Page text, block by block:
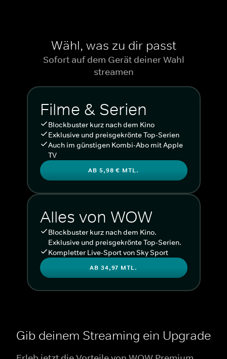
Wähl, was zu dir passt
Sofort auf dem Gerät deiner Wahl
streamen
Filme & Serien
Blockbuster kurz nach dem Kino
Exklusive und preisgekrönte Top-Serien
Auch im günstigen Kombi-Abo mit Apple
TV
AB 5,98 € MTL.
Alles von WOW
Blockbuster kurz nach dem Kino.
Exklusive und preisgekrönte Top-Serien.
Kompletter Live-Sport von Sky Sport
AB 34,97 MTL.
Gib deinem Streaming ein Upgrade